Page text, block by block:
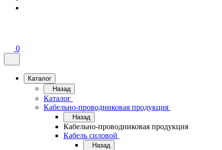
0
Каталог
Назад
Каталог
Кабельно-проводниковая продукция
Назад
Кабельно-проводниковая продукция
Кабель силовой
Назад